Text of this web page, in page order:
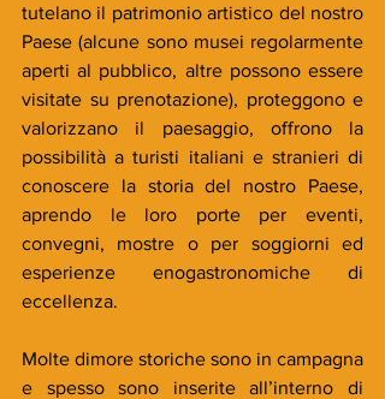
tutelano il patrimonio artistico del nostro
Paese (alcune sono musei regolarmente
aperti al pubblico, altre possono essere
visitate su prenotazione), proteggono e
valorizzano il paesaggio, offrono la
possibilità a turisti italiani e stranieri di
conoscere la storia del nostro Paese,
aprendo le loro porte per eventi,
convegni, mostre o per soggiorni ed
esperienze enogastronomiche di
eccellenza.
Molte dimore storiche sono in campagna
e spesso sono inserite all’interno di